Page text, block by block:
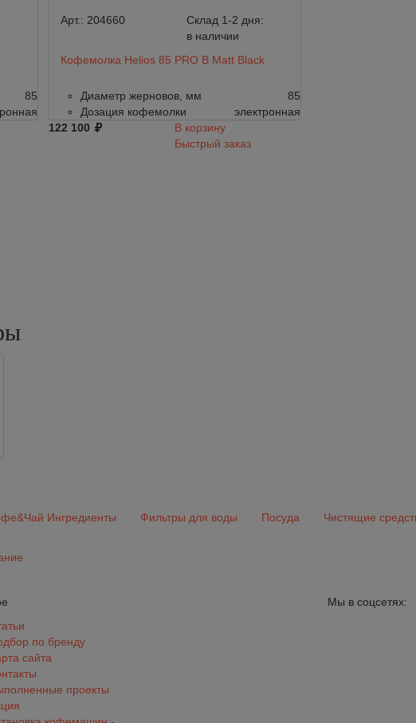
85
Арт.: 204660
Склад 1-2 дня:
в наличии
Кофемолка Helios 85 PRO B Matt Black
Диаметр жерновов, мм
85
Дозация кофемолки
электронная
122 100
В корзину
Быстрый заказ
Ингредиенты Фильтры для воды Посуда Чистящие
по бренду
сайта
проекты
Мы в соцсетях: